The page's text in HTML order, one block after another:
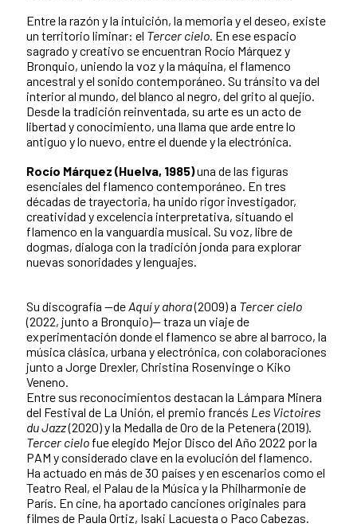
Entre la razón y la intuición, la memoria y el deseo, existe
un territorio liminar: el Tercer cielo. En ese espacio
sagrado y creativo se encuentran Rocío Márquez y
Bronquio, uniendo la voz y la máquina, el flamenco
ancestral y el sonido contemporáneo. Su tránsito va del
interior al mundo, del blanco al negro, del grito al quejío.
Desde la tradición reinventada, su arte es un acto de
libertad y conocimiento, una llama que arde entre lo
antiguo y lo nuevo, entre el duende y la electrónica.
Rocío Márquez (Huelva, 1985)una de las figuras
esenciales del flamenco contemporáneo. En tres
décadas de trayectoria, ha unido rigor investigador,
creatividad y excelencia interpretativa, situando el
flamenco en la vanguardia musical. Su voz, libre de
dogmas, dialoga con la tradición jonda para explorar
nuevas sonoridades y lenguajes.
Su discografía —deAquí y ahora(2009) a Tercer cielo
(2022, junto a Bronquio)— traza un viaje de
experimentación donde el flamenco se abre al barroco, la
música clásica, urbana y electrónica, con colaboraciones
junto a Jorge Drexler, Christina Rosenvinge o Kiko
Veneno.
Entre sus reconocimientos destacan la Lámpara Minera
del Festival de La Unión, el premio francés Les Victoires
du Jazz(2020) y la Medalla de Oro de la Petenera (2019).
Tercer cielo fue elegido Mejor Disco del Año 2022 por la
PAM y considerado clave en la evolución del flamenco.
Ha actuado en más de 30 países y en escenarios como el
Teatro Real, el Palau de la Música y la Philharmonie de
París. En cine, ha aportado canciones originales para
filmes de Paula Ortiz, Isaki Lacuesta o Paco Cabezas.